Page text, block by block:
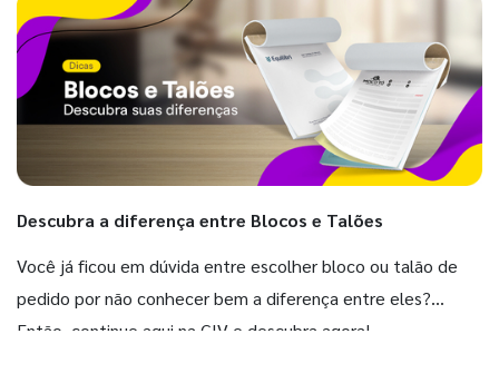
Descubra a diferença entre Blocos e Talões
Você já ficou em dúvida entre escolher bloco ou talão de
pedido por não conhecer bem a diferença entre eles?
Então, continue aqui na GIV e descubra agora!